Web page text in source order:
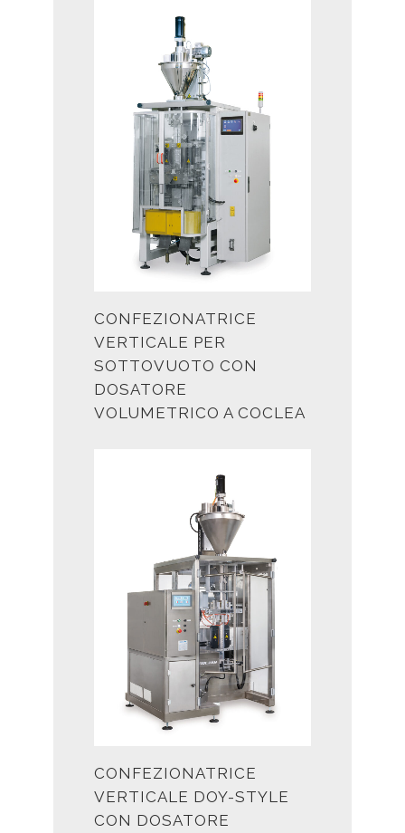
CONFEZIONATRICE
VERTICALE PER
SOTTOVUOTO CON
DOSATORE
VOLUMETRICO A COCLEA
CONFEZIONATRICE
VERTICALE DOY-STYLE
CON DOSATORE